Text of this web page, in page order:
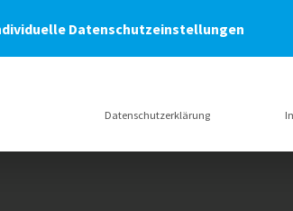
Datenschutzeinstellungen
Datenschutzerklärung